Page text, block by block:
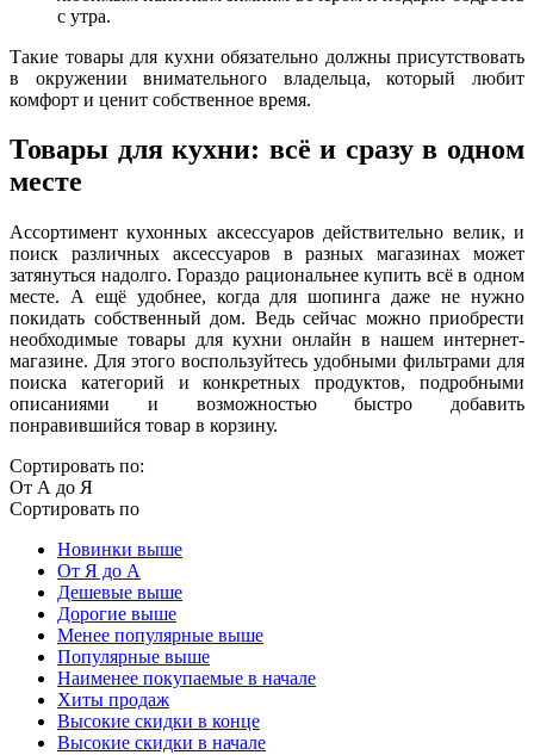
с утра.
Такие товары для кухни обязательно должны присутствовать
в окружении внимательного владельца, который любит
комфорт и ценит собственное время.
Товары для кухни: всё и сразу в одном
месте
Ассортимент кухонных аксессуаров действительно велик, и
поиск различных аксессуаров в разных магазинах может
затянуться надолго. Гораздо рациональнее купить всё в одном
месте. А ещё удобнее, когда для шопинга даже не нужно
покидать собственный дом. Ведь сейчас можно приобрести
необходимые товары для кухни онлайн в нашем интернет-
магазине. Для этого воспользуйтесь удобными фильтрами для
поиска категорий и конкретных продуктов, подробными
описаниями и возможностью быстро добавить
понравившийся товар в корзину.
Сортировать по:
От А до Я
Сортировать по
Новинки выше
От Я до А
Дешевые выше
Дорогие выше
Менее популярные выше
Популярные выше
Наименее покупаемые в начале
Хиты продаж
Высокие скидки в конце
Высокие скидки в начале